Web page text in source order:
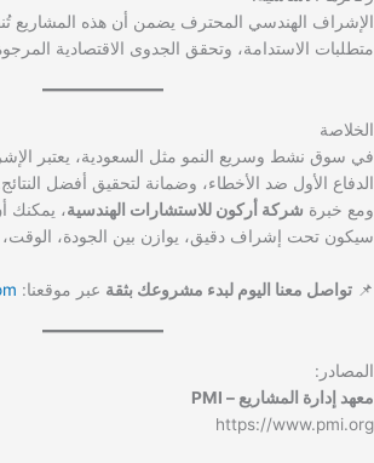
الإشراف الهندسي المحترف يضمن أن هذه المشاريع
متطلبات الاستدامة، وتحقق الجدوى الاقتصادية
الخلاصة
في سوق نشط وسريع النمو مثل السعودية، يعتبر
الدفاع الأول ضد الأخطاء، وضمانة لتحقيق أفضل
ومع خبرة شركة أركون للاستشارات الهندسية، يمكنك
سيكون تحت إشراف دقيق، يوازن بين الجودة، الوقت،
📌 تواصل معنا اليوم لبدء مشروعك بثقة عبر موقعنا:
المصادر:
معهد إدارة المشاريع – PMI
https://www.pmi.org